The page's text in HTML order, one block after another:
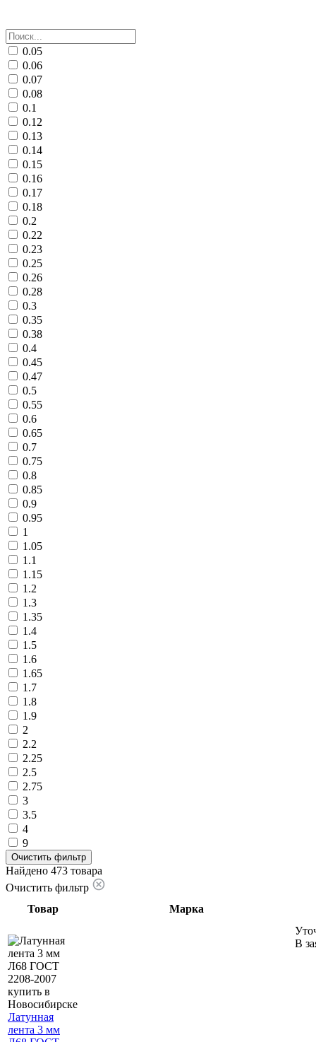
0.05
0.06
0.07
0.08
0.1
0.12
0.13
0.14
0.15
0.16
0.17
0.18
0.2
0.22
0.23
0.25
0.26
0.28
0.3
0.35
0.38
0.4
0.45
0.47
0.5
0.55
0.6
0.65
0.7
0.75
0.8
0.85
0.9
0.95
1
1.05
1.1
1.15
1.2
1.3
1.35
1.4
1.5
1.6
1.65
1.7
1.8
1.9
2
2.2
2.25
2.5
2.75
3
3.5
4
9
Очистить фильтр
Найдено 473 товара
Очистить фильтр
Товар
Марка
Латунная
лента 3 мм
В